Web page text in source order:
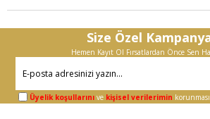
Size Özel
Hemen Kayıt Ol Fırsatlardan Önce Sen
Üyelik koşullarını ve kişisel verilerimin